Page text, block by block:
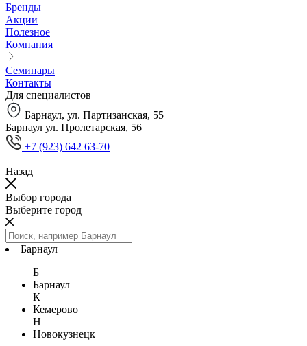
Бренды
Акции
Полезное
Компания
Семинары
Контакты
Для специалистов
Барнаул, ул. Партизанская, 55
Барнаул ул. Пролетарская, 56
+7 (923) 642 63-70
Назад
Выбор города
Выберите город
Барнаул
Б
Барнаул
К
Кемерово
Н
Новокузнецк